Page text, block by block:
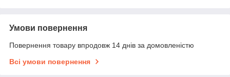
Умови повернення
Повернення товару впродовж 14 днів за домовленістю
Всі умови повернення